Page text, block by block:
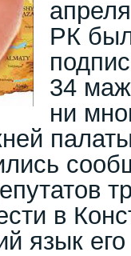
РК
34
ни
в
язык его